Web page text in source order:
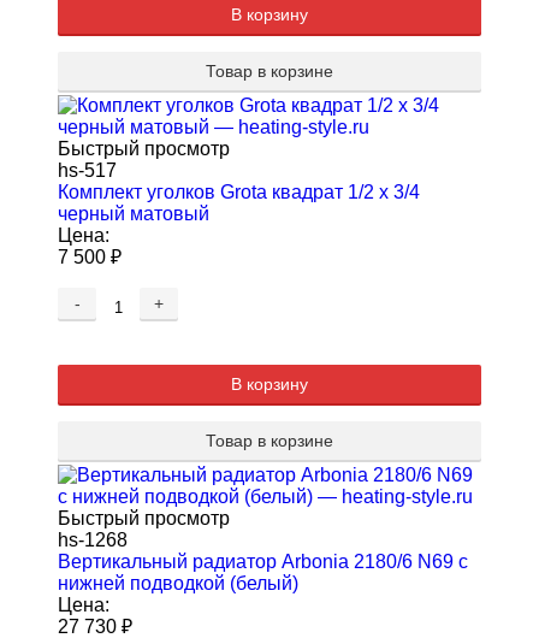
В корзину
Товар в корзине
Быстрый просмотр
hs-517
Комплект уголков Grota квадрат 1/2 х 3/4
черный матовый
Цена:
7 500 ₽
- +
В корзину
Товар в корзине
Быстрый просмотр
hs-1268
Вертикальный радиатор Arbonia 2180/6 N69 с
нижней подводкой (белый)
Цена:
27 730 ₽